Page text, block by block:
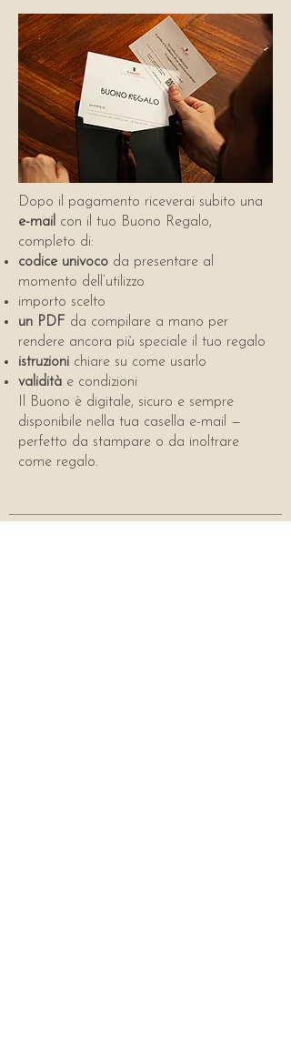
Dopo il pagamento riceverai subito una
e-mail con il tuo Buono Regalo,
completo di:
codice univoco da presentare al
momento dell’utilizzo
importo scelto
un PDF da compilare a mano per
rendere ancora più speciale il tuo regalo
istruzioni chiare su come usarlo
validità e condizioni
Il Buono è digitale, sicuro e sempre
disponibile nella tua casella e-mail —
perfetto da stampare o da inoltrare
come regalo.